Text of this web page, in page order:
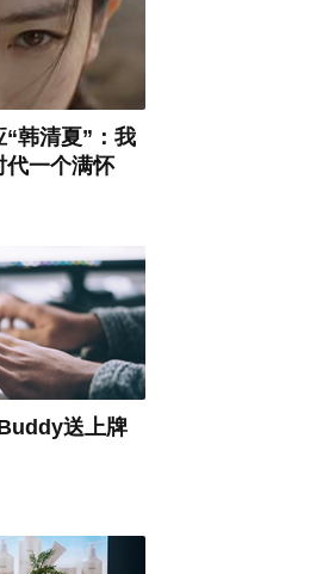
“韩清夏”：我
代一个满怀
送上牌